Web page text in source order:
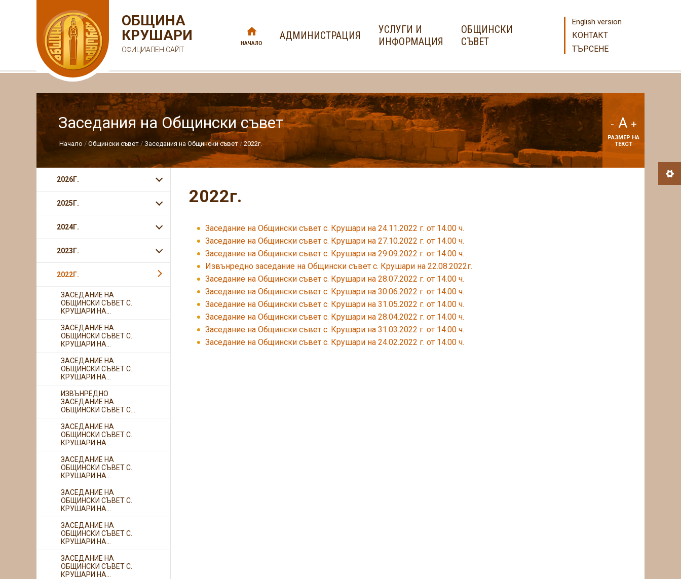
ОБЩИНА
КРУШАРИ
ОФИЦИАЛЕН САЙТ
НАЧАЛО
АДМИНИСТРАЦИЯ
УСЛУГИ И
ИНФОРМАЦИЯ
ОБЩИНСКИ
СЪВЕТ
English version
КОНТАКТ
ТЪРСЕНЕ
Заседания на Общински съвет
Начало Общински съвет Заседания на Общински съвет 2022г.
- A +
РАЗМЕР НА
ТЕКСТ
2022г.
Заседание на Общински съвет с. Крушари на 24.11.2022 г. от 14.00 ч.
Заседание на Общински съвет с. Крушари на 27.10.2022 г. от 14.00 ч.
Заседание на Общински съвет с. Крушари на 29.09.2022 г. от 14.00 ч.
Извънредно заседание на Общински съвет с. Крушари на 22.08.2022г.
Заседание на Общински съвет с. Крушари на 28.07.2022 г. от 14.00 ч.
Заседание на Общински съвет с. Крушари на 30.06.2022 г. от 14.00 ч.
Заседание на Общински съвет с. Крушари на 31.05.2022 г. от 14.00 ч.
Заседание на Общински съвет с. Крушари на 28.04.2022 г. от 14.00 ч.
Заседание на Общински съвет с. Крушари на 31.03.2022 г. от 14.00 ч.
Заседание на Общински съвет с. Крушари на 24.02.2022 г. от 14.00 ч.
2026Г.
2025Г.
2024Г.
2023Г.
2022Г.
ЗАСЕДАНИЕ НА
ОБЩИНСКИ СЪВЕТ С.
КРУШАРИ НА...
ЗАСЕДАНИЕ НА
ОБЩИНСКИ СЪВЕТ С.
КРУШАРИ НА...
ЗАСЕДАНИЕ НА
ОБЩИНСКИ СЪВЕТ С.
КРУШАРИ НА...
ИЗВЪНРЕДНО
ЗАСЕДАНИЕ НА
ОБЩИНСКИ СЪВЕТ С....
ЗАСЕДАНИЕ НА
ОБЩИНСКИ СЪВЕТ С.
КРУШАРИ НА...
ЗАСЕДАНИЕ НА
ОБЩИНСКИ СЪВЕТ С.
КРУШАРИ НА...
ЗАСЕДАНИЕ НА
ОБЩИНСКИ СЪВЕТ С.
КРУШАРИ НА...
ЗАСЕДАНИЕ НА
ОБЩИНСКИ СЪВЕТ С.
КРУШАРИ НА...
ЗАСЕДАНИЕ НА
ОБЩИНСКИ СЪВЕТ С.
КРУШАРИ НА...